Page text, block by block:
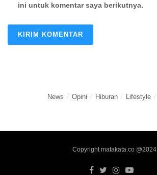
ini untuk komentar saya berikutnya.
News Opini Hiburan Lifestyle
Copyright matakata.co @2024